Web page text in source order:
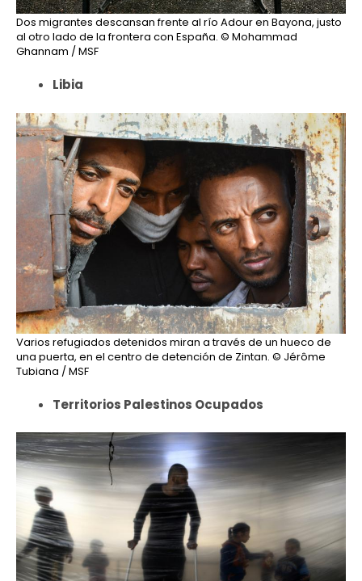
Dos migrantes descansan frente al río Adour en Bayona, justo
al otro lado de la frontera con España. © Mohammad
Ghannam / MSF
Libia
Varios refugiados detenidos miran a través de un hueco de
una puerta, en el centro de detención de Zintan. © Jérôme
Tubiana / MSF
Territorios Palestinos Ocupados